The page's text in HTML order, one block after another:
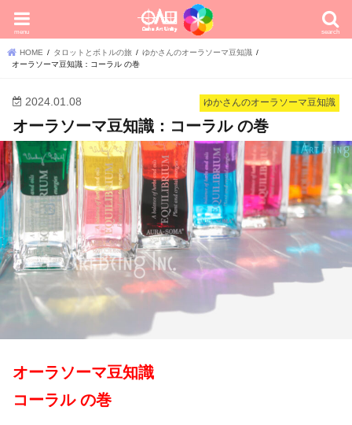
search
menu
HOME タロットとボトルの旅
ゆかさんのオーラソーマ豆知識
オーラソーマ豆知識：コーラル の巻
ゆかさんのオーラソーマ豆知識
2024.01.08
オーラソーマ豆知識：コーラル の巻
オーラソーマ豆知識
コーラル の巻